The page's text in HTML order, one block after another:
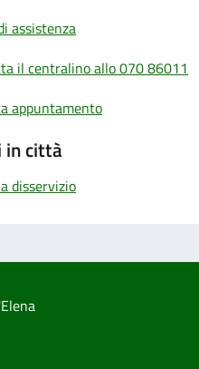
assistenza
il centralino allo 070 86011
appuntamento
in città
disservizio